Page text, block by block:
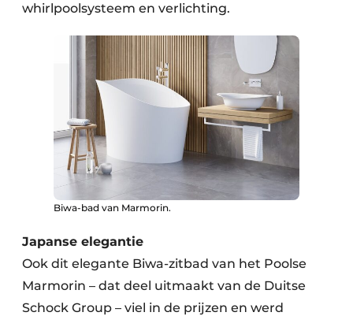
whirlpoolsysteem en verlichting.
Biwa-bad van Marmorin.
Japanse elegantie
Ook dit elegante Biwa-zitbad van het Poolse
Marmorin – dat deel uitmaakt van de Duitse
Schock Group – viel in de prijzen en werd